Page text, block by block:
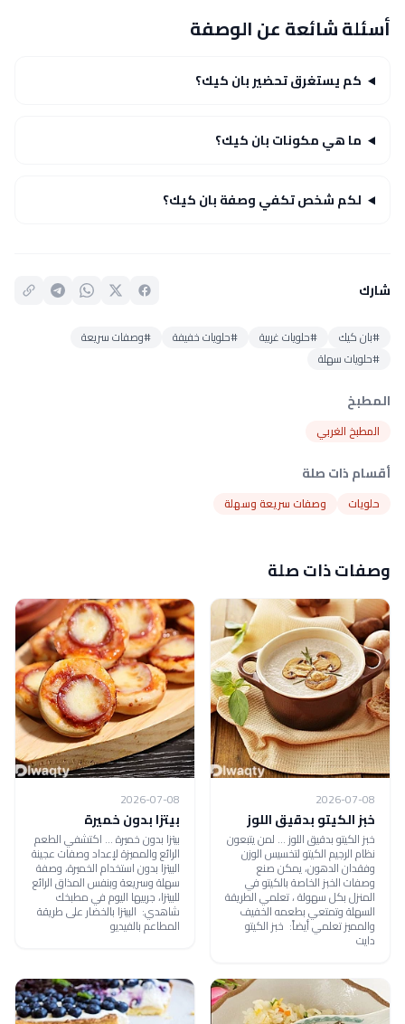
أسئلة شائعة عن الوصفة
كم يستغرق تحضير بان كيك؟
ما هي مكونات بان كيك؟
لكم شخص تكفي وصفة بان كيك؟
شارك
#بان كيك #حلويات غربية #حلويات خفيفة
#وصفات سريعة
#حلويات سهلة
المطبخ
المطبخ الغربي
أقسام ذات صلة
حلويات وصفات سريعة وسهلة
وصفات ذات صلة
2026-07-08
خبز الكيتو بدقيق اللوز
خبز الكيتو بدقيق اللوز ... لمن يتبعون
نظام الرجيم الكيتو لتخسيس الوزن
وفقدان الدهون، يمكن صنع
وصفات الخبز الخاصة بالكيتو في
المنزل بكل سهولة ، تعلمي الطريقة
السهلة وتمتعي بطعمه الخفيف
والمميز تعلمي أيضاً: خبز الكيتو
دايت
2026-07-08
بيتزا بدون خميرة
بيتزا بدون خميرة ... اكتشفي الطعم
الرائع والمميزة لإعداد وصفات عجينة
البيتزا بدون استخدام الخميرة، وصفة
سهلة وسريعة وبنفس المذاق الرائع
للبيتزا، جربيها اليوم في مطبخك
شاهدي: البيتزا بالخضار على طريقة
المطاعم بالفيديو